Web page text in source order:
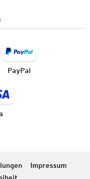
PayPal
Impressum